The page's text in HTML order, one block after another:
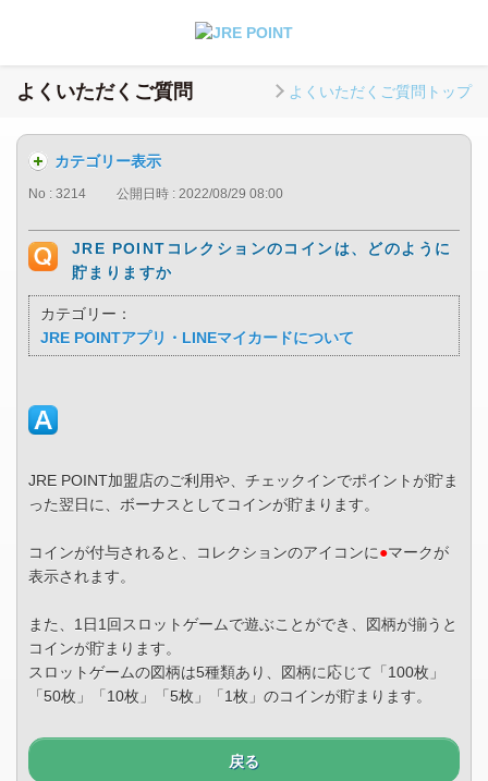
よくいただくご質問 よくいただくご質問トップ
カテゴリー表示
No : 3214 公開日時 : 2022/08/29 08:00
JRE POINTコレクションのコインは、どのように
貯まりますか
カテゴリー：
JRE POINTアプリ・LINEマイカードについて
JRE POINT加盟店のご利用や、チェックインでポイントが貯ま
った翌日に、ボーナスとしてコインが貯まります。
コインが付与されると、コレクションのアイコンに●マークが
表示されます。
また、1日1回スロットゲームで遊ぶことができ、図柄が揃うと
コインが貯まります。
スロットゲームの図柄は5種類あり、図柄に応じて「100枚」
「50枚」「10枚」「5枚」「1枚」のコインが貯まります。
戻る